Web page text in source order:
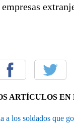
ARTÍCULOS EN
a los soldados que